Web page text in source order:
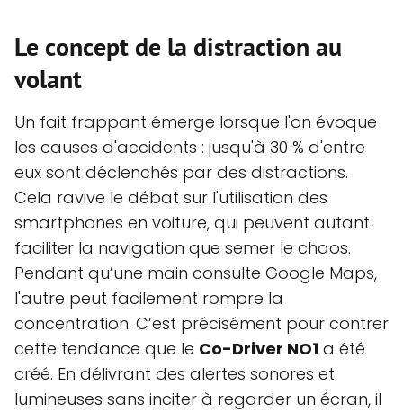
Le concept de la distraction au
volant
Un fait frappant émerge lorsque l'on évoque
les causes d'accidents : jusqu'à 30 % d'entre
eux sont déclenchés par des distractions.
Cela ravive le débat sur l'utilisation des
smartphones en voiture, qui peuvent autant
faciliter la navigation que semer le chaos.
Pendant qu’une main consulte Google Maps,
l'autre peut facilement rompre la
concentration. C’est précisément pour contrer
cette tendance que le Co-Driver NO1 a été
créé. En délivrant des alertes sonores et
lumineuses sans inciter à regarder un écran, il